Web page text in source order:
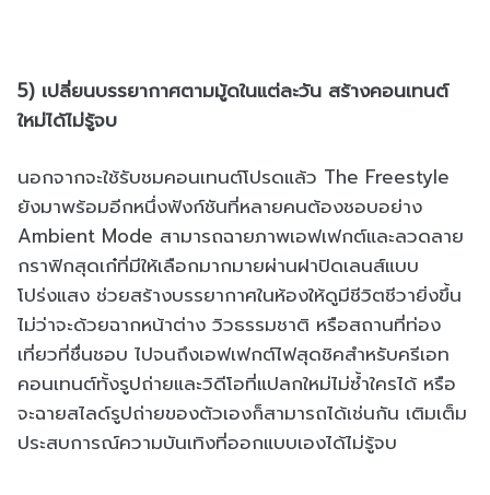
5) เปลี่ยนบรรยากาศตามมู้ดในแต่ละวัน สร้างคอนเทนต์
ใหม่ได้ไม่รู้จบ
นอกจากจะใช้รับชมคอนเทนต์โปรดแล้ว The Freestyle
ยังมาพร้อมอีกหนึ่งฟังก์ชันที่หลายคนต้องชอบอย่าง
Ambient Mode สามารถฉายภาพเอฟเฟกต์และลวดลาย
กราฟิกสุดเก๋ที่มีให้เลือกมากมายผ่านฝาปิดเลนส์แบบ
โปร่งแสง ช่วยสร้างบรรยากาศในห้องให้ดูมีชีวิตชีวายิ่งขึ้น
ไม่ว่าจะด้วยฉากหน้าต่าง วิวธรรมชาติ หรือสถานที่ท่อง
เที่ยวที่ชื่นชอบ ไปจนถึงเอฟเฟกต์ไฟสุดชิคสำหรับครีเอท
คอนเทนต์ทั้งรูปถ่ายและวิดีโอที่แปลกใหม่ไม่ซ้ำใครได้ หรือ
จะฉายสไลด์รูปถ่ายของตัวเองก็สามารถได้เช่นกัน เติมเต็ม
ประสบการณ์ความบันเทิงที่ออกแบบเองได้ไม่รู้จบ